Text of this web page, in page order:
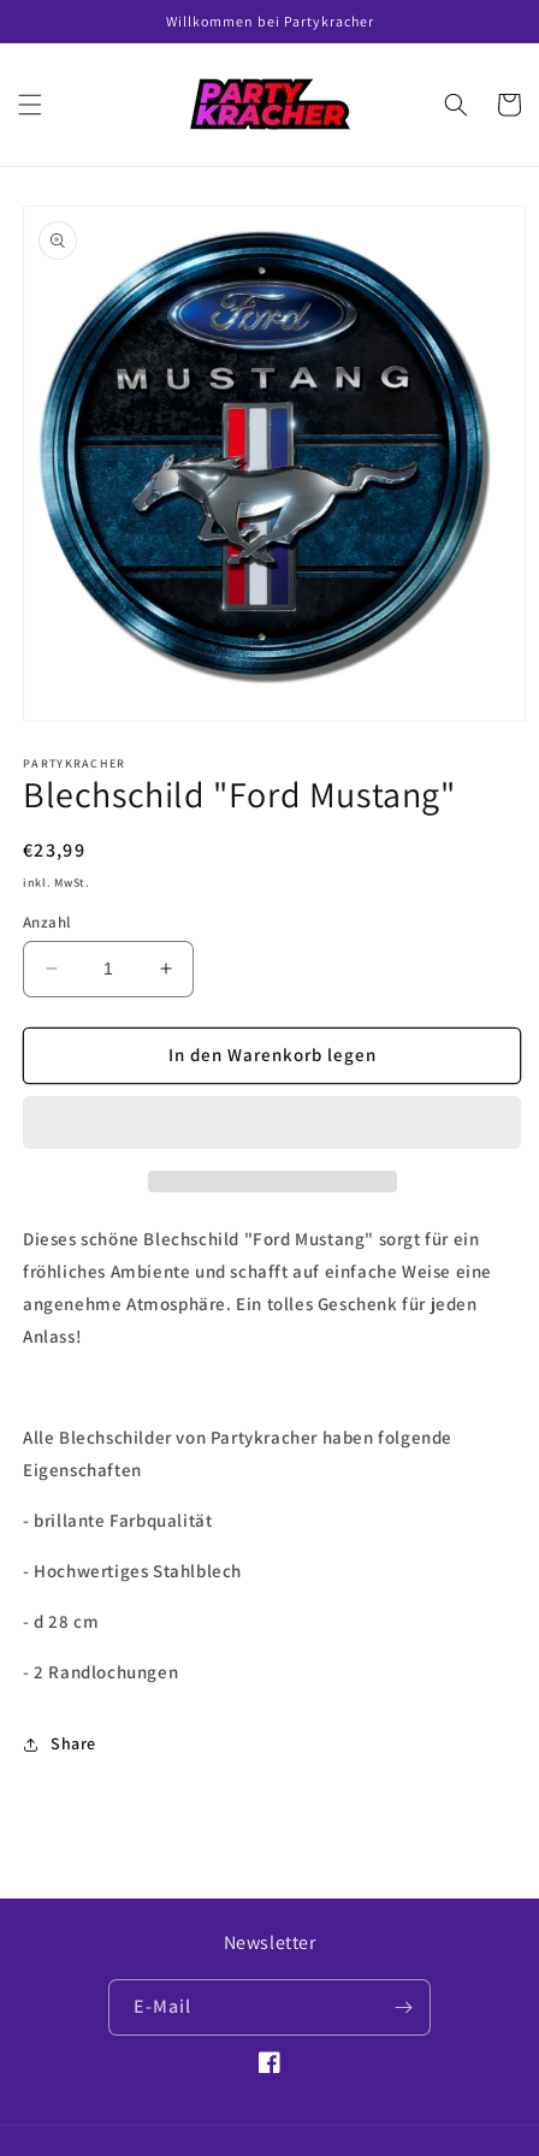
Inhalt
Willkommen bei Partykracher
in
Modal
öffnen
PARTYKRACHER
Blechschild "Ford Mustang"
Normaler
Preis
€23,99
inkl. MwSt.
Anzahl
Verringere
die
Menge
Blechschild
Erhöhe
die
Menge
für
Blechschild
In den Warenkorb legen
Dieses schöne Blechschild "Ford Mustang" sorgt für ein
fröhliches Ambiente und schafft auf einfache Weise eine
angenehme Atmosphäre. Ein tolles Geschenk für jeden
Anlass!
Alle Blechschilder von Partykracher haben folgende
Eigenschaften
- brillante Farbqualität
- Hochwertiges Stahlblech
- d 28 cm
- 2 Randlochungen
Share
Newsletter
E-Mail
Facebook